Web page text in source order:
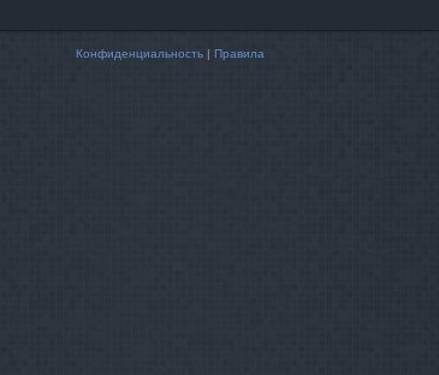
Конфиденциальность| Правила